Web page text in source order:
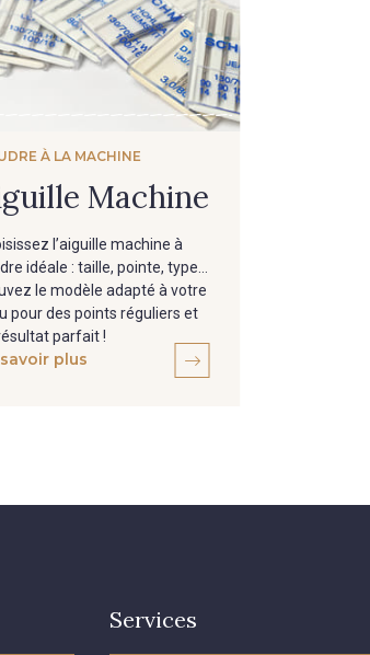
À LA MACHINE
Machine
l’aiguille machine à
idéale : taille, pointe, type…
le modèle adapté à votre
pour des points réguliers et
parfait !
plus
Services